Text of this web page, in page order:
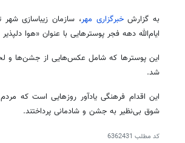
به گزارشخبرگزاری مهر، سازمان زیباسازی
ایام‌الله دهه فجر پوسترهایی با عنوان «هوا
این پوسترها که شامل عکس‌هایی از جشن‌ها و
شد.
این اقدام فرهنگی یادآور روزهایی است که
شوق بی‌نظیر به جشن و شادمانی پرداختند.
کد مطلب 6362431